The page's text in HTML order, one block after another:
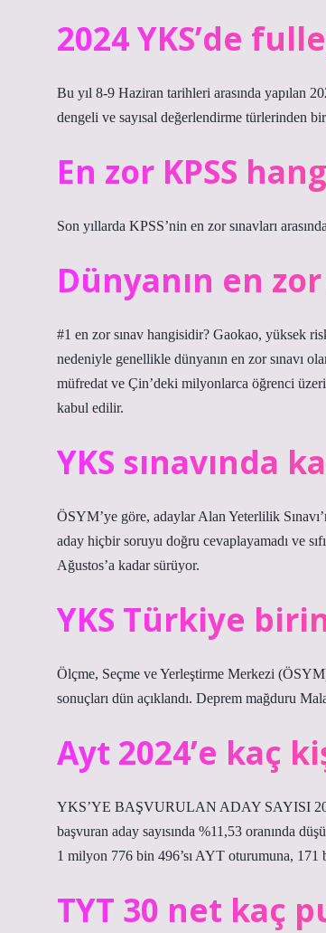
2024 YKS’de
Bu yıl 8-9 Haziran tarihleri ​​arasında yapılan
dengeli ve sayısal değerlendirme türlerinden
En zor KPSS
Son yıllarda KPSS’nin en zor sınavları
Dünyanın en
#1 en zor sınav hangisidir? Gaokao, yüksek
nedeniyle genellikle dünyanın en zor sınavı
müfredat ve Çin’deki milyonlarca öğrenci
kabul edilir.
YKS sınavında
ÖSYM’ye göre, adaylar Alan Yeterlilik
aday hiçbir soruyu doğru cevaplayamadı ve
Ağustos’a kadar sürüyor.
YKS Türkiye
Ölçme, Seçme ve Yerleştirme Merkezi
sonuçları dün açıklandı. Deprem mağduru
Ayt 2024’e kaç
YKS’YE BAŞVURULAN ADAY SAYISI 2023
başvuran aday sayısında %11,53 oranında
1 milyon 776 bin 496’sı AYT oturumuna, 171
TYT 30 net kaç